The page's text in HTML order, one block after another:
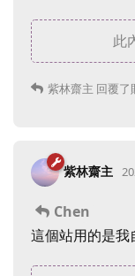
此
紫林齋主 回覆了
紫林齋主
Chen
這個站用的是我